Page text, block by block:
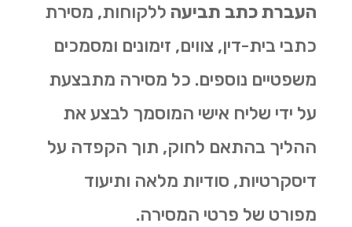
העברת כתב תביעה ללקוחות, מסירת
כתבי בית-דין, צווים, זימונים ומסמכים
משפטיים נוספים. כל מסירה מתבצעת
על ידי שליח אישי המוסמך לבצע את
ההליך בהתאם לחוק, תוך הקפדה על
דיסקרטיות, סודיות מלאה ותיעוד
מפורט של פרטי המסירה.